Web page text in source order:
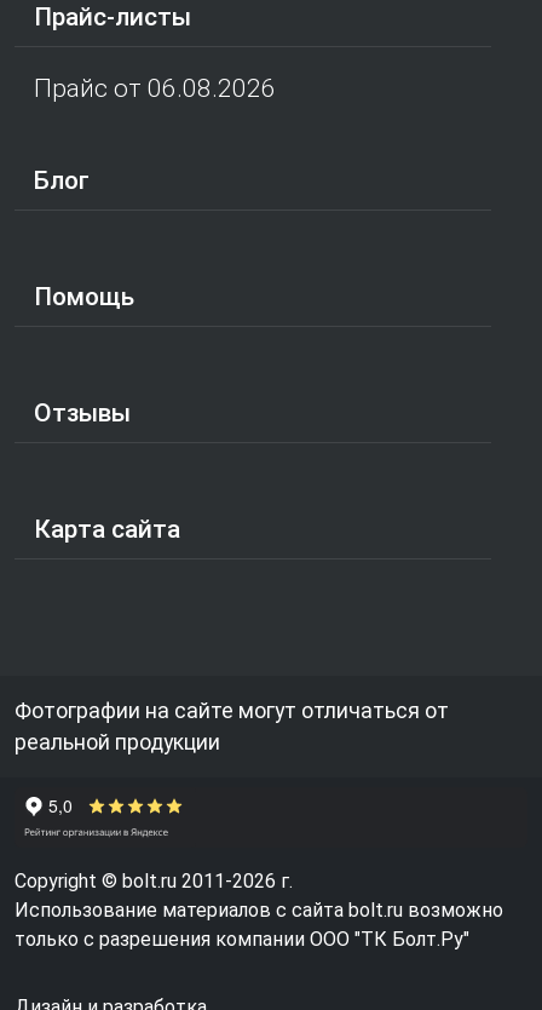
Прайс-листы
Прайс от 06.08.2026
Блог
Помощь
Отзывы
Карта сайта
Фотографии на сайте могут отличаться от
реальной продукции
Copyright © bolt.ru 2011-2026 г.
Использование материалов с сайта bolt.ru возможно
только с разрешения компании ООО "ТК Болт.Ру"